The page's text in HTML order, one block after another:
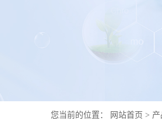
您当前的位置： 网站首页 > 产